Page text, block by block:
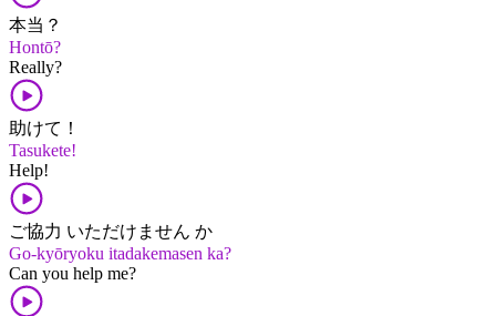
本当？
Hontō?
Really?
助けて！
Tasukete!
Help!
ご協力 いただけません か
Go-kyōryoku itadakemasen ka?
Can you help me?